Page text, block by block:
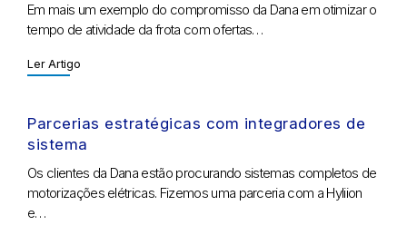
Em mais um exemplo do compromisso da Dana em otimizar o
tempo de atividade da frota com ofertas…
Ler Artigo
Parcerias estratégicas com integradores de
sistema
Os clientes da Dana estão procurando sistemas completos de
motorizações elétricas. Fizemos uma parceria com a Hyliion
e…